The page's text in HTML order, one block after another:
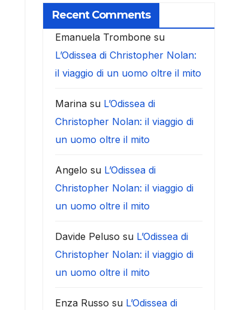
Recent Comments
Emanuela Trombone su
L’Odissea di Christopher Nolan:
il viaggio di un uomo oltre il mito
Marinasu L’Odissea di
Christopher Nolan: il viaggio di
un uomo oltre il mito
Angelo su L’Odissea di
Christopher Nolan: il viaggio di
un uomo oltre il mito
Davide Peluso su L’Odissea di
Christopher Nolan: il viaggio di
un uomo oltre il mito
Enza Russo su L’Odissea di